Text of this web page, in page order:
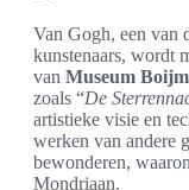
Van Gogh, een van
kunstenaars, wordt
van Museum
zoals “De
artistieke visie en
werken van andere
bewonderen,
Mondriaan.